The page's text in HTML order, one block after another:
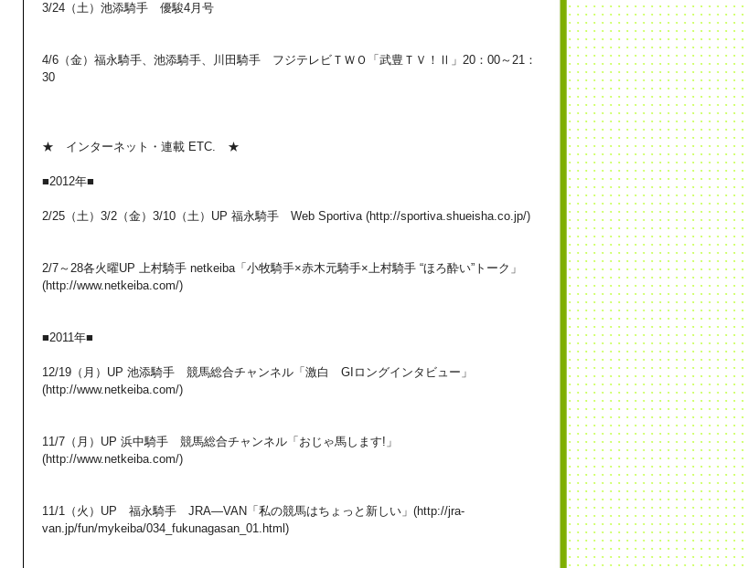
3/24（土）池添騎手 優駿4月号
4/6（金）福永騎手、池添騎手、川田騎手 フジテレビＴＷＯ「武豊ＴＶ！Ⅱ」20：00～21：
30
★ インターネット・連載 ETC. ★
■2012年■
2/25（土）3/2（金）3/10（土）UP 福永騎手 Web Sportiva (http://sportiva.shueisha.co.jp/)
2/7～28各火曜UP 上村騎手 netkeiba「小牧騎手×赤木元騎手×上村騎手 “ほろ酔い”トーク」
(http://www.netkeiba.com/)
■2011年■
12/19（月）UP 池添騎手 競馬総合チャンネル「激白 GIロングインタビュー」
(http://www.netkeiba.com/)
11/7（月）UP 浜中騎手 競馬総合チャンネル「おじゃ馬します!」
(http://www.netkeiba.com/)
11/1（火）UP 福永騎手 JRA―VAN「私の競馬はちょっと新しい」(http://jra-
van.jp/fun/mykeiba/034_fukunagasan_01.html)